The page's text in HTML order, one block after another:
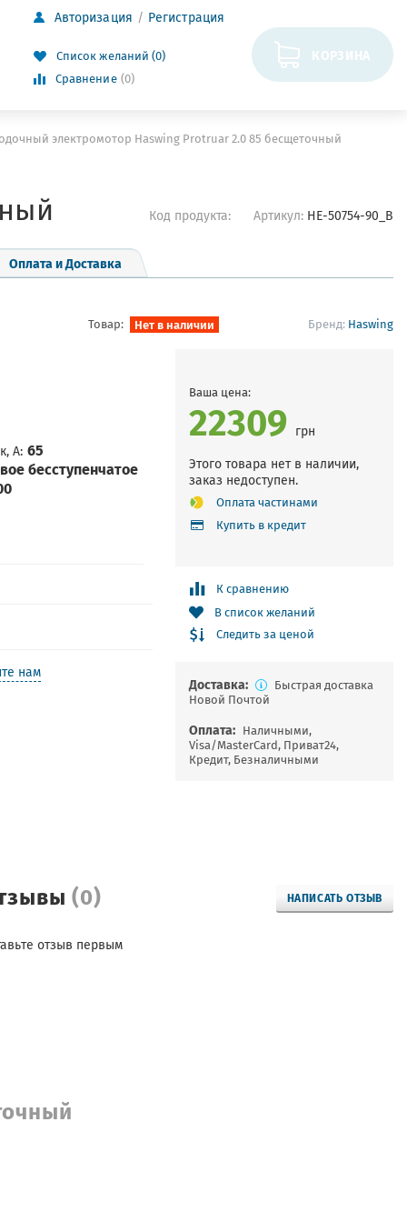
Авторизация Регистрация
Список желаний (0)
Сравнение (0)
КОРЗИНА
электромотор Haswing Protruar 2.0 85 бесщеточный
Код продукта: Артикул: HE-50754-90_B
Оплата и Доставка
Товар: Нет в наличии Бренд: Haswing
А 65
бесступенчатое
нам
Ваша цена:
22309 грн
Этого товара нет в наличии,
заказ недоступен.
Оплата частинами
Купить в кредит
К сравнению
В список желаний
Следить за ценой
Доставка:
Быстрая доставка
Новой Почтой
Оплата: Наличными,
Visa/MasterCard, Приват24,
Кредит, Безналичными
(0) НАПИСАТЬ ОТЗЫВ
отзыв первым